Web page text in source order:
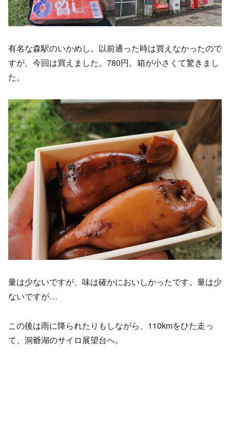
有名な森駅のいかめし。以前通った時は買えなかったので
すが、今回は買えました。780円。箱が小さくて驚きまし
た。
量は少ないですが、味は確かにおいしかったです。量は少
ないですが…
この後は雨に降られたりもしながら、110kmをひた走っ
て、洞爺湖のサイロ展望台へ。